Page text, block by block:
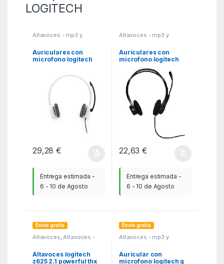
LOGITECH
Altavoces - mp3 y
Auriculares
Auriculares con
microfono logitech
29,28€
Entrega estimada -
6 - 10 de Agosto
Altavoces - mp3 y
Auriculares
Auriculares con
microfono logitech
22,63€
Entrega estimada -
6 - 10 de Agosto
Envío gratis
Altavoces,Altavoces -
Altavoces logitech
z625 2.1 powerful thx
Envío gratis
Altavoces - mp3 y
Auricular con
microfono logitech g